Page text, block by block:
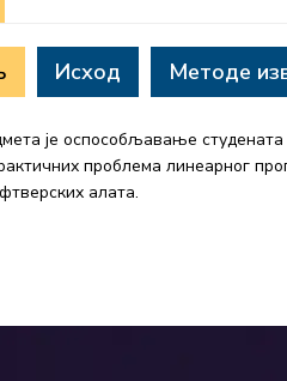
Исход Методе
је оспособљавање
проблема линеарног
алата.